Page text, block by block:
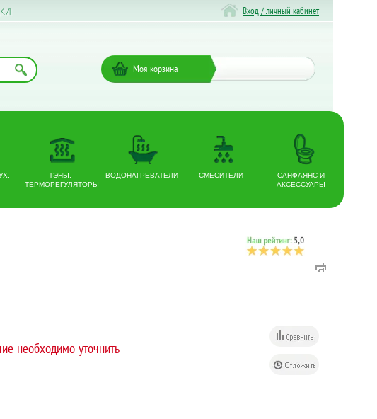
Вход / личный кабинет
Моя корзина
ТЭНЫ,
ТЕРМОРЕГУЛЯТОРЫ
ВОДОНАГРЕВАТЕЛИ СМЕСИТЕЛИ
САНФАЯНС И
АКСЕССУАРЫ
необходимо уточнить